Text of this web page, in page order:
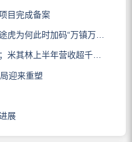
目完成备案
何此时加码“万镇万店”？
力上半年盈利稳增；龙星炭黑斩获欧洲近万吨订单
迎来重塑
展